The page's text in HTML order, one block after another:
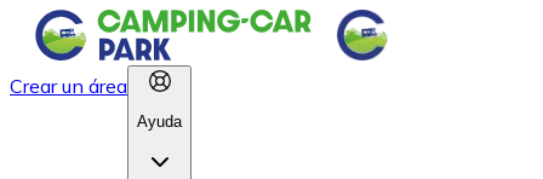
Crear un área
Ayuda